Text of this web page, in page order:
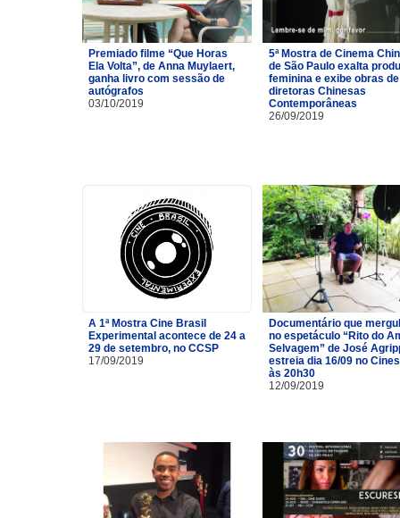
Premiado filme “Que Horas
Ela Volta”, de Anna Muylaert,
ganha livro com sessão de
autógrafos
03/10/2019
5ª Mostra de Cinema
de São Paulo exalta
feminina e exibe obras de
diretoras Chinesas
Contemporâneas
26/09/2019
A 1ª Mostra Cine Brasil
Experimental acontece de 24 a
29 de setembro, no CCSP
17/09/2019
Documentário que
no espetáculo “Rito do
Selvagem” de José
estreia dia 16/09 no
às 20h30
12/09/2019